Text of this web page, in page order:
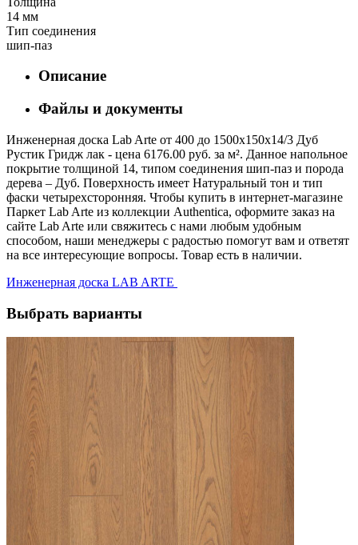
14 мм
Тип соединения
шип-паз
Описание
Файлы и документы
Инженерная доска Lab Arte от 400 до 1500х150х14/3 Дуб
Рустик Гридж лак - цена 6176.00 руб. за м². Данное напольное
покрытие толщиной 14, типом соединения шип-паз и порода
дерева – Дуб. Поверхность имеет Натуральный тон и тип
фаски четырехсторонняя. Чтобы купить в интернет-магазине
Паркет Lab Arte из коллекции Authentica, оформите заказ на
сайте Lab Arte или свяжитесь с нами любым удобным
способом, наши менеджеры с радостью помогут вам и ответят
на все интересующие вопросы. Товар есть в наличии.
Инженерная доска LAB ARTE
Выбрать варианты